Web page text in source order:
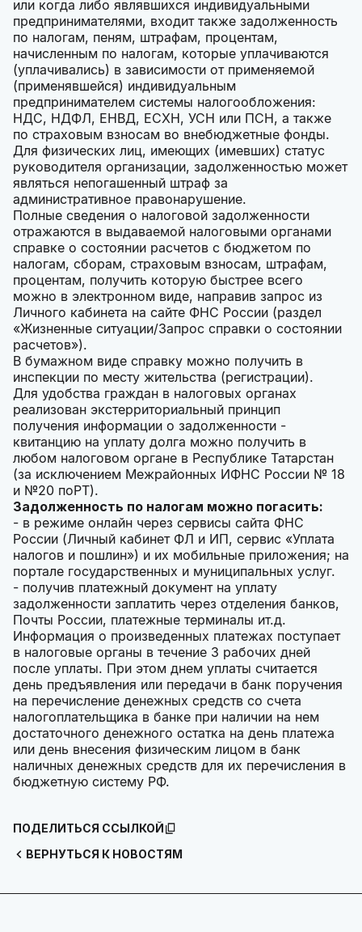
или когда либо являвшихся индивидуальными
предпринимателями, входит также задолженность
по налогам, пеням, штрафам, процентам,
начисленным по налогам, которые уплачиваются
(уплачивались) в зависимости от применяемой
(применявшейся) индивидуальным
предпринимателем системы налогообложения:
НДС, НДФЛ, ЕНВД, ЕСХН, УСН или ПСН, а также
по страховым взносам во внебюджетные фонды.
Для физических лиц, имеющих (имевших) статус
руководителя организации, задолженностью может
являться непогашенный штраф за
административное правонарушение.
Полные сведения о налоговой задолженности
отражаются в выдаваемой налоговыми органами
справке о состоянии расчетов с бюджетом по
налогам, сборам, страховым взносам, штрафам,
процентам, получить которую быстрее всего
можно в электронном виде, направив запрос из
Личного кабинета на сайте ФНС России (раздел
«Жизненные ситуации/Запрос справки о состоянии
расчетов»).
В бумажном виде справку можно получить в
инспекции по месту жительства (регистрации).
Для удобства граждан в налоговых органах
реализован экстерриториальный принцип
получения информации о задолженности -
квитанцию на уплату долга можно получить в
любом налоговом органе в Республике Татарстан
(за исключением Межрайонных ИФНС России № 18
и №20 поРТ).
Задолженность по налогам можно погасить:
- в режиме онлайн через сервисы сайта ФНС
России (Личный кабинет ФЛ и ИП, сервис «Уплата
налогов и пошлин») и их мобильные приложения; на
портале государственных и муниципальных услуг.
- получив платежный документ на уплату
задолженности заплатить через отделения банков,
Почты России, платежные терминалы ит.д.
Информация о произведенных платежах поступает
в налоговые органы в течение 3 рабочих дней
после уплаты. При этом днем уплаты считается
день предъявления или передачи в банк поручения
на перечисление денежных средств со счета
налогоплательщика в банке при наличии на нем
достаточного денежного остатка на день платежа
или день внесения физическим лицом в банк
наличных денежных средств для их перечисления в
бюджетную систему РФ.
ВЕРНУТЬСЯ К НОВОСТЯМ
ПОДЕЛИТЬСЯ ССЫЛКОЙ